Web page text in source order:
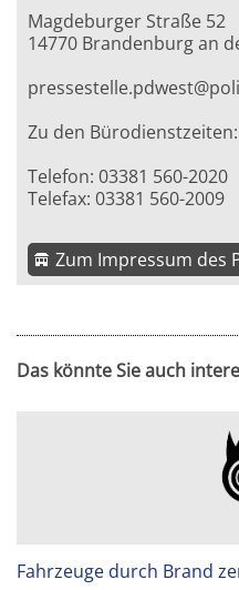
Magdeburger Straße 52
14770 Brandenburg an
Zu den Bürodienstzeiten:
Telefon: 03381 560-2020
Telefax: 03381 560-2009
Zum Impressum des
Das könnte Sie auch
Fahrzeuge durch Brand